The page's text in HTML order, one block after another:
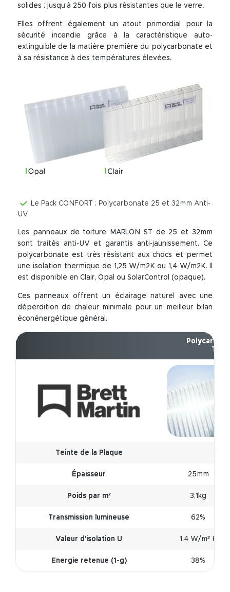
solides : jusqu'à 250 fois plus résistantes que le verre.
Elles offrent également un atout primordial pour la
sécurité incendie grâce à la caractéristique auto-
extinguible de la matière première du polycarbonate et
à sa résistance à des températures élevées.
Le Pack CONFORT : Polycarbonate 25 et 32mm Anti-
UV
Les panneaux de toiture MARLON ST de 25 et 32mm
sont traités anti-UV et garantis anti-jaunissement. Ce
polycarbonate est très résistant aux chocs et permet
une isolation thermique de 1,25 W/m2K ou 1,4 W/m2K. Il
est disponible en Clair, Opal ou SolarControl (opaque).
Ces panneaux offrent un éclairage naturel avec une
déperdition de chaleur minimale pour un meilleur bilan
éconénergétique général.
Teinte de la Plaque
Épaisseur 25mm
Poids par m² 3,1kg
Transmission lumineuse 62%
Valeur d'isolation U 1,4 W/m² K
Energie retenue (1-g) 38%